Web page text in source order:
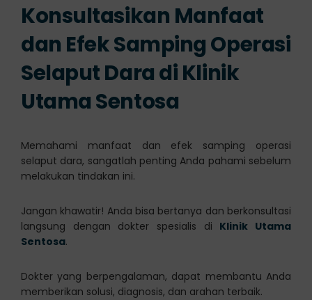
Konsultasikan Manfaat
dan Efek Samping Operasi
Selaput Dara di Klinik
Utama Sentosa
Memahami manfaat dan efek samping operasi
selaput dara, sangatlah penting Anda pahami sebelum
melakukan tindakan ini.
Jangan khawatir! Anda bisa bertanya dan berkonsultasi
langsung dengan dokter spesialis di Klinik Utama
Sentosa.
Dokter yang berpengalaman, dapat membantu Anda
memberikan solusi, diagnosis, dan arahan terbaik.